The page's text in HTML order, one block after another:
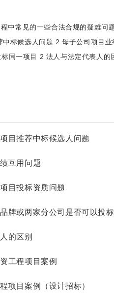
中常见的一些合法合规的疑难
标候选人问题 2 母子公司项目
同一项目 2 法人与法定代表人
目推荐中标候选人问题
互用问题
目投标资质问题
牌或两家分公司是否可以投
的区别
工程项目案例
项目案例（设计招标）